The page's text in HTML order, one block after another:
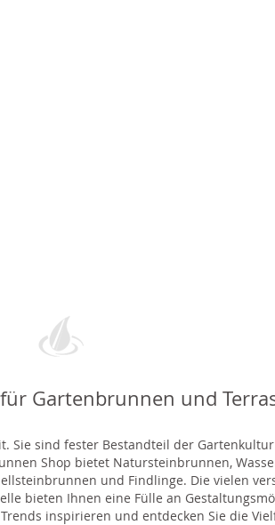
Gartenbrunnen und
Sie sind fester Bestandteil der
Shop bietet Natursteinbrunnen,
und Findlinge. Die vielen
bieten Ihnen eine Fülle an
inspirieren und entdecken Sie die